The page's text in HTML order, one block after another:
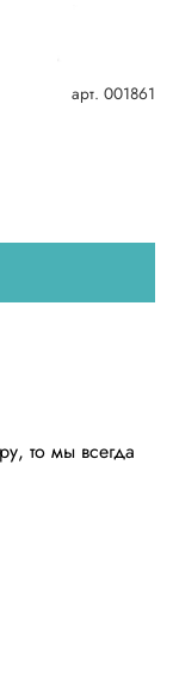
арт. 001861
то мы всегда